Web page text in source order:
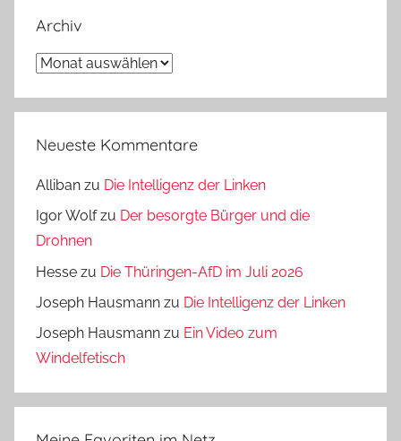
Archiv
Archiv
Neueste Kommentare
Alliban zu Die Intelligenz der Linken
Igor Wolfzu Der besorgte Bürger und die
Drohnen
Hesse zu Die Thüringen-AfD im Juli 2026
Joseph Hausmann zu Die Intelligenz der Linken
Joseph Hausmann zu Ein Video zum
Windelfetisch